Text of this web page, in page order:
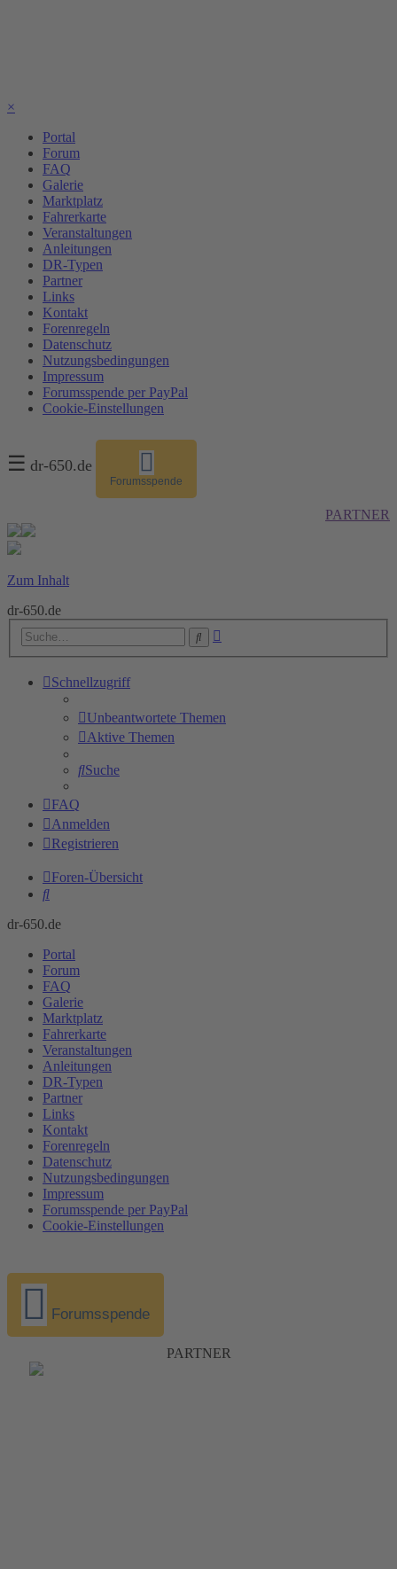
×
Portal
Forum
FAQ
Galerie
Marktplatz
Fahrerkarte
Veranstaltungen
Anleitungen
DR-Typen
Partner
Links
Kontakt
Forenregeln
Datenschutz
Nutzungsbedingungen
Impressum
Forumsspende per PayPal
Cookie-Einstellungen
☰ dr-650.de
Forumsspende
PARTNER
Zum Inhalt
dr-650.de
Suche
Schnellzugriff
Unbeantwortete Themen
Aktive Themen
Suche
FAQ
Anmelden
Registrieren
Foren-Übersicht
Suche
dr-650.de
Portal
Forum
FAQ
Galerie
Marktplatz
Fahrerkarte
Veranstaltungen
Anleitungen
DR-Typen
Partner
Links
Kontakt
Forenregeln
Datenschutz
Nutzungsbedingungen
Impressum
Forumsspende per PayPal
Cookie-Einstellungen
Forumsspende
PARTNER